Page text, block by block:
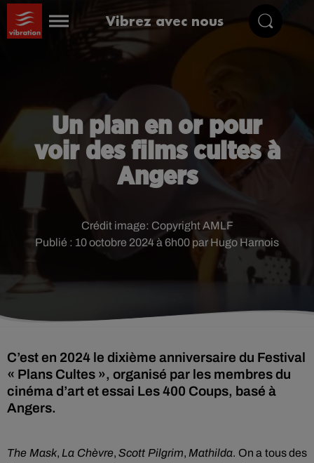
Vibrez avec nous
Un plan en or pour
voir des films cultes à
Angers
Publié : 10 octobre 2024 à 6h00 par Hugo Harnois
Crédit image: Copyright AMLF
C’est en 2024 le dixième anniversaire du Festival
« Plans Cultes », organisé par les membres du
cinéma d’art et essai Les 400 Coups, basé à
Angers.
The Mask, La Chèvre, Scott Pilgrim, Mathilda. On a tous des